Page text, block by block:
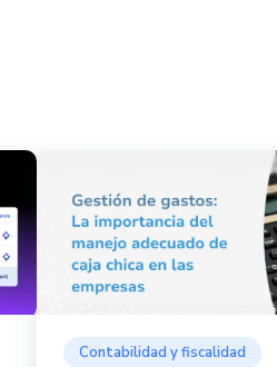
Contabilidad y fiscalidad